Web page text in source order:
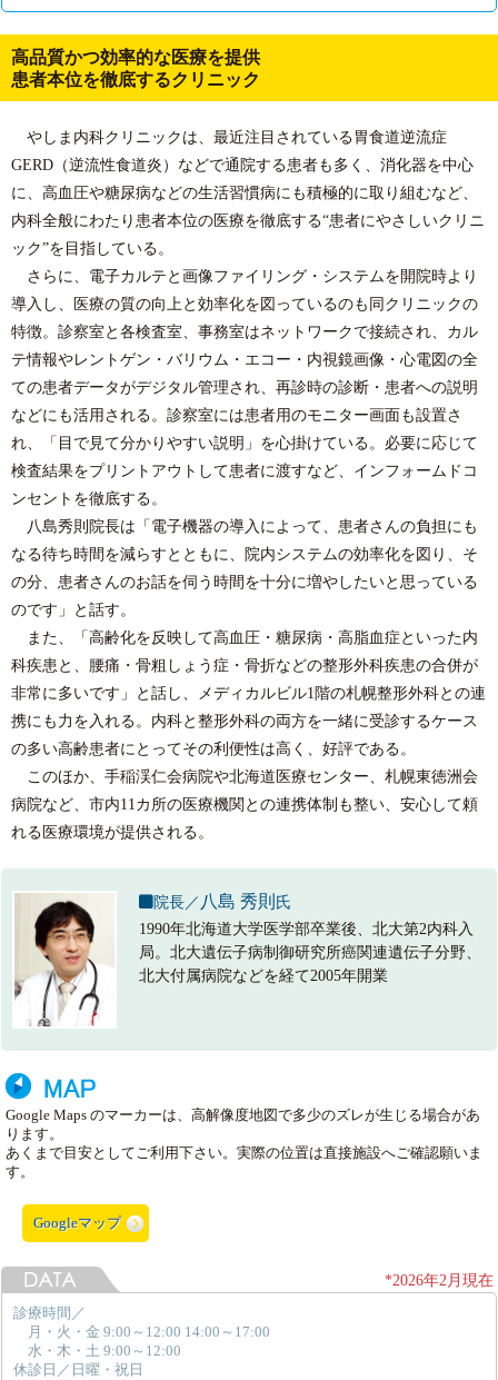
高品質かつ効率的な医療を提供
患者本位を徹底するクリニック
やしま内科クリニックは、最近注目されている胃食道逆流症
GERD（逆流性食道炎）などで通院する患者も多く、消化器を中心
に、高血圧や糖尿病などの生活習慣病にも積極的に取り組むなど、
内科全般にわたり患者本位の医療を徹底する“患者にやさしいクリニ
ック”を目指している。
さらに、電子カルテと画像ファイリング・システムを開院時より
導入し、医療の質の向上と効率化を図っているのも同クリニックの
特徴。診察室と各検査室、事務室はネットワークで接続され、カル
テ情報やレントゲン・バリウム・エコー・内視鏡画像・心電図の全
ての患者データがデジタル管理され、再診時の診断・患者への説明
などにも活用される。診察室には患者用のモニター画面も設置さ
れ、「目で見て分かりやすい説明」を心掛けている。必要に応じて
検査結果をプリントアウトして患者に渡すなど、インフォームドコ
ンセントを徹底する。
八島秀則院長は「電子機器の導入によって、患者さんの負担にも
なる待ち時間を減らすとともに、院内システムの効率化を図り、そ
の分、患者さんのお話を伺う時間を十分に増やしたいと思っている
のです」と話す。
また、「高齢化を反映して高血圧・糖尿病・高脂血症といった内
科疾患と、腰痛・骨粗しょう症・骨折などの整形外科疾患の合併が
非常に多いです」と話し、メディカルビル1階の札幌整形外科との連
携にも力を入れる。内科と整形外科の両方を一緒に受診するケース
の多い高齢患者にとってその利便性は高く、好評である。
このほか、手稲渓仁会病院や北海道医療センター、札幌東徳洲会
病院など、市内11カ所の医療機関との連携体制も整い、安心して頼
れる医療環境が提供される。
院長／ 八島 秀則 氏
1990年北海道大学医学部卒業後、北大第2内科入
局。北大遺伝子病制御研究所癌関連遺伝子分野、
北大付属病院などを経て2005年開業
Google Maps のマーカーは、高解像度地図で多少のズレが生じる場合があ
ります。
あくまで目安としてご利用下さい。実際の位置は直接施設へご確認願いま
す。
Googleマップ
*2026年2月現在
診療時間／
月・火・金 9:00～12:00 14:00～17:00
水・木・土 9:00～12:00
休診日／日曜・祝日